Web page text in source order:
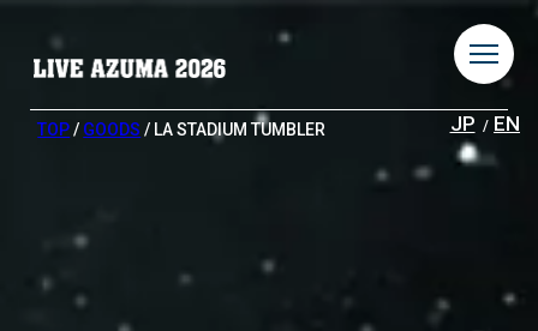
JP EN
TOP/ GOODS / LA STADIUM TUMBLER